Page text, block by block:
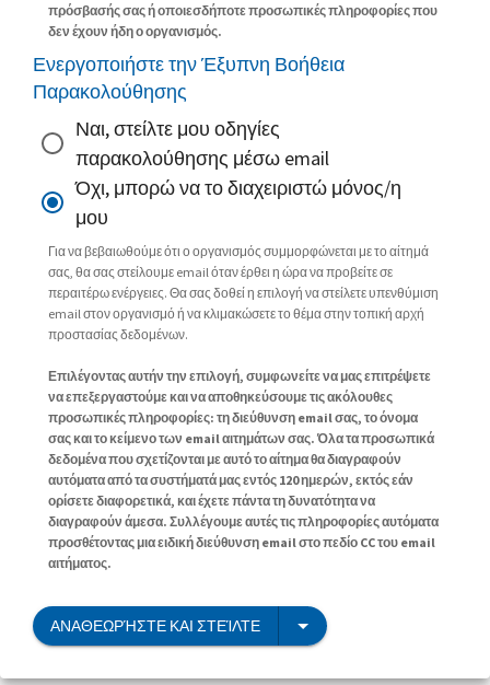
πρόσβασής σας ή οποιεσδήποτε προσωπικές πληροφορίες που
δεν έχουν ήδη ο οργανισμός.
Ενεργοποιήστε την Έξυπνη Βοήθεια
Παρακολούθησης
Ναι, στείλτε μου οδηγίες
παρακολούθησης μέσω email
Όχι, μπορώ να το διαχειριστώ μόνος/η
μου
Για να βεβαιωθούμε ότι ο οργανισμός συμμορφώνεται με το αίτημά
σας, θα σας στείλουμε email όταν έρθει η ώρα να προβείτε σε
περαιτέρω ενέργειες. Θα σας δοθεί η επιλογή να στείλετε υπενθύμιση
email στον οργανισμό ή να κλιμακώσετε το θέμα στην τοπική αρχή
προστασίας δεδομένων.
Επιλέγοντας αυτήν την επιλογή, συμφωνείτε να μας επιτρέψετε
να επεξεργαστούμε και να αποθηκεύσουμε τις ακόλουθες
προσωπικές πληροφορίες: τη διεύθυνση email σας, το όνομα
σας και το κείμενο των email αιτημάτων σας. Όλα τα προσωπικά
δεδομένα που σχετίζονται με αυτό το αίτημα θα διαγραφούν
αυτόματα από τα συστήματά μας εντός 120 ημερών, εκτός εάν
ορίσετε διαφορετικά, και έχετε πάντα τη δυνατότητα να
διαγραφούν άμεσα. Συλλέγουμε αυτές τις πληροφορίες αυτόματα
προσθέτοντας μια ειδική διεύθυνση email στο πεδίο CC του email
αιτήματος.
ΑΝΑΘΕΩΡΉΣΤΕ ΚΑΙ ΣΤΕΊΛΤΕ